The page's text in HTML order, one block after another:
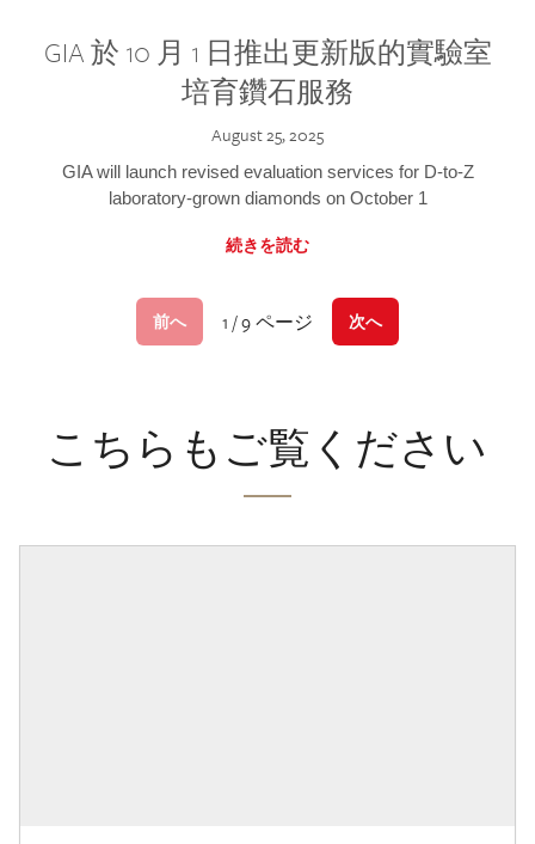
GIA 於 10 月 1 日推出更新版的實驗室
培育鑽石服務
August 25, 2025
GIA will launch revised evaluation services for D-to-Z
laboratory-grown diamonds on October 1
続きを読む
前へ 1 / 9 ページ 次へ
こちらもご覧ください